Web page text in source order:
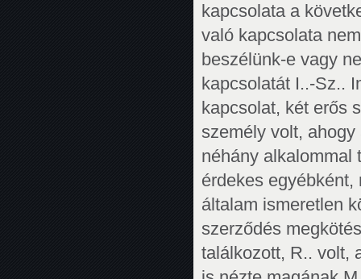
kapcsolata a
való kapcsolata
beszélünk-e vagy
kapcsolatát I..-Sz..
kapcsolat, két erős
személy volt,
néhány alkalommal
érdekes
általam ismeretlen
szerződés
találkozott, R.. volt,